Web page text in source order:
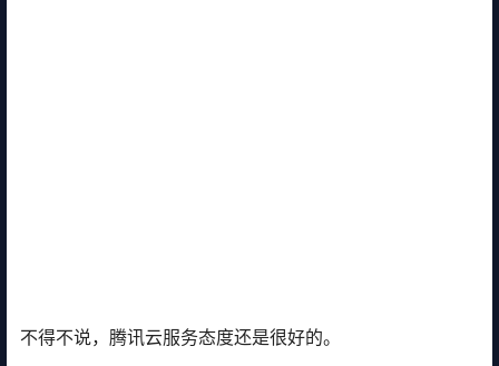
不得不说，腾讯云服务态度还是很好的。